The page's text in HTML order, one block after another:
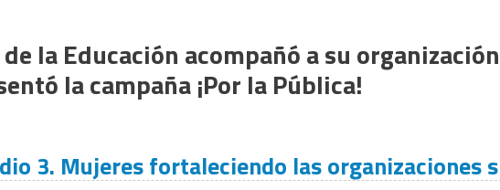
la Educación acompañó a su organización
la campaña ¡Por la Pública!
3. Mujeres fortaleciendo las organizaciones